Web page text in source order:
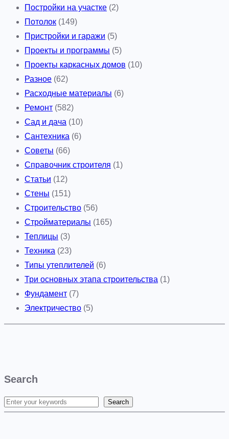
Постройки на участке (2)
Потолок (149)
Пристройки и гаражи (5)
Проекты и программы (5)
Проекты каркасных домов (10)
Разное (62)
Расходные материалы (6)
Ремонт (582)
Сад и дача (10)
Сантехника (6)
Советы (66)
Справочник строителя (1)
Статьи (12)
Стены (151)
Строительство (56)
Стройматериалы (165)
Теплицы (3)
Техника (23)
Типы утеплителей (6)
Три основных этапа строительства (1)
Фундамент (7)
Электричество (5)
Search
S
Search